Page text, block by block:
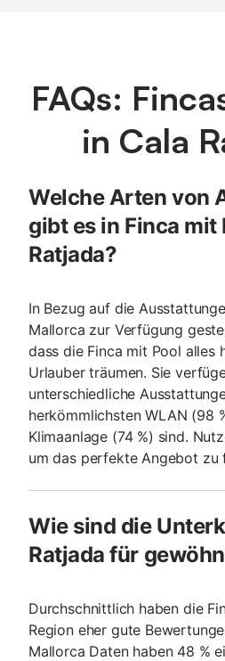
FAQs:
in Cala
Welche Arten von
gibt es in Finca mit
Ratjada?
In Bezug auf die
Mallorca zur Verfügung
dass die Finca mit Pool alles
Urlauber träumen. Sie
unterschiedliche
herkömmlichsten WLAN (98
Klimaanlage (74 %) sind.
um das perfekte Angebot zu
Wie sind die
Ratjada für
Durchschnittlich haben die
Region eher gute
Mallorca Daten haben 48 %